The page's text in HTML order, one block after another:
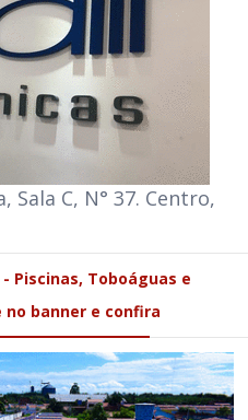
Sala C, N° 37. Centro,
Piscinas, Toboáguas e
no banner e confira